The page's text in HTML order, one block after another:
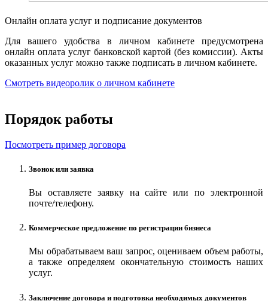
Онлайн оплата услуг и подписание документов
Для вашего удобства в личном кабинете предусмотрена
онлайн оплата услуг банковской картой (без комиссии). Акты
оказанных услуг можно также подписать в личном кабинете.
Смотреть видеоролик о личном кабинете
Порядок работы
Посмотреть пример договора
Звонок или заявка
Вы оставляете заявку на сайте или по электронной
почте/телефону.
Коммерческое предложение по регистрации бизнеса
Мы обрабатываем ваш запрос, оцениваем объем работы,
а также определяем окончательную стоимость наших
услуг.
Заключение договора и подготовка необходимых документов